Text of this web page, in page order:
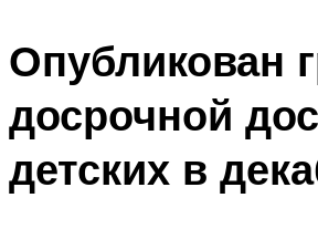
Опубликован
досрочной
детских в